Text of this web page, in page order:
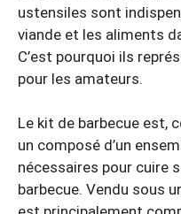
ustensiles sont
viande et les aliments
C’est pourquoi ils
pour les amateurs.
Le kit de barbecue est,
un composé d’un
nécessaires pour cuire
barbecue. Vendu sous